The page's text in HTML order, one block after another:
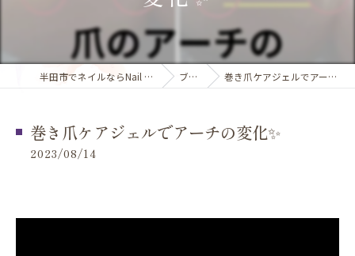
半田市でネイルならNail Salon 花梨 ブログ 巻き爪ケアジェルでアーチの変化✨️
巻き爪ケアジェルでアーチの変化✨️
2023/08/14